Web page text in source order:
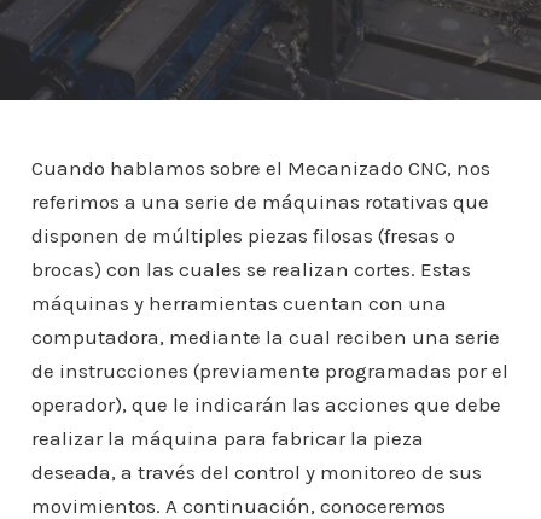
Cuando hablamos sobre el Mecanizado CNC, nos
referimos a una serie de máquinas rotativas que
disponen de múltiples piezas filosas (fresas o
brocas) con las cuales se realizan cortes. Estas
máquinas y herramientas cuentan con una
computadora, mediante la cual reciben una serie
de instrucciones (previamente programadas por el
operador), que le indicarán las acciones que debe
realizar la máquina para fabricar la pieza
deseada, a través del control y monitoreo de sus
movimientos. A continuación, conoceremos